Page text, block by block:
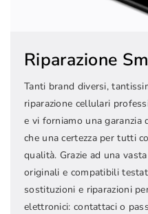
Riparazione
Tanti brand diversi,
riparazione cellulari
e vi forniamo una garanzia
che una certezza per tutti
qualità. Grazie ad una
originali e compatibili
sostituzioni e riparazioni
elettronici: contattaci o